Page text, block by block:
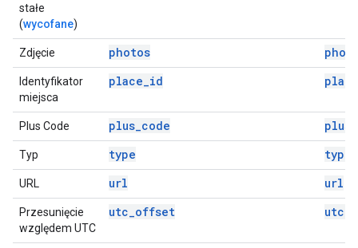
stałe
(wycofane)
Zdjęcie photos
Identyfikator
miejsca
place_id
Plus Code plus_code
Typ type type
URL url url
Przesunięcie
względem UTC
utc_offset